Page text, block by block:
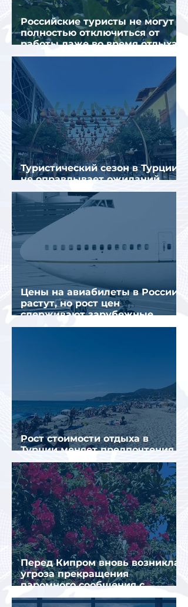
Российские туристы не могут
полностью отключиться от
работы даже во время отдыха
в Турции
Туристический сезон в Турции
не оправдывает ожиданий
отрасли
Цены на авиабилеты в России
растут, но рост цен
сдерживают зарубежные
конкуренты
Рост стоимости отдыха в
Турции меняет предпочтения
туристов
Перед Кипром вновь возникла
угроза прекращения
паромного сообщения с
Грецией